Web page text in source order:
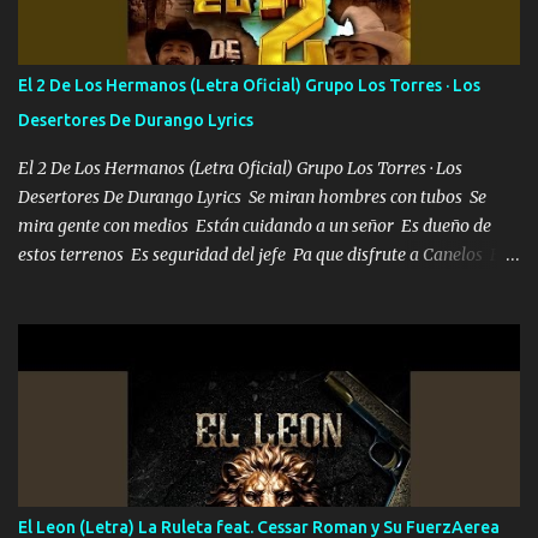
repleta de presidentes la bolsa estoy en mi pic si no se han dado
cuenta chequeen gráficas del kitch
El 2 De Los Hermanos (Letra Oficial) Grupo Los Torres · Los
Desertores De Durango Lyrics
El 2 De Los Hermanos (Letra Oficial) Grupo Los Torres · Los
Desertores De Durango Lyrics Se miran hombres con tubos Se
mira gente con medios Están cuidando a un señor Es dueño de
estos terrenos Es seguridad del jefe Pa que disfrute a Canelos Es
ni tampoco las mujeres porque es platica de grandes por eso hay
que estar alegres doy las instrucciones para atender los deberes
Música Si es que salta algún problema de confianza tengo gente
ahí está el Hombre Cuarenta y también Pariente 7 arreglan
cualquier problema no más es cuestión que ordené NOS HACE
FALTA UN HERMANO DE CLAVE ERA EL 24 SIEMPRE FUE UN
El Leon (Letra) La Ruleta feat. Cessar Roman y Su FuerzAerea